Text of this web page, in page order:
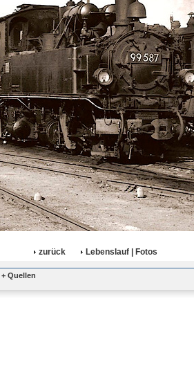
zurück
Lebenslauf | Fotos
Quellen